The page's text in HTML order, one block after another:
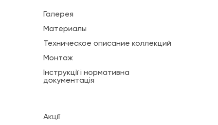
Галерея
Материалы
Техническое описание коллекций
Монтаж
Інструкції і нормативна
документація
Акції